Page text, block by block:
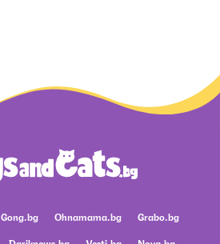
Gong.bg Ohnamama.bg
Grabo.bg